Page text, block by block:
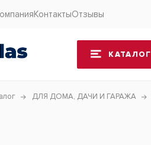
КонтактыОтзывы
КАТАЛОГ
ДЛЯ ДОМА, ДАЧИ И ГАРАЖА